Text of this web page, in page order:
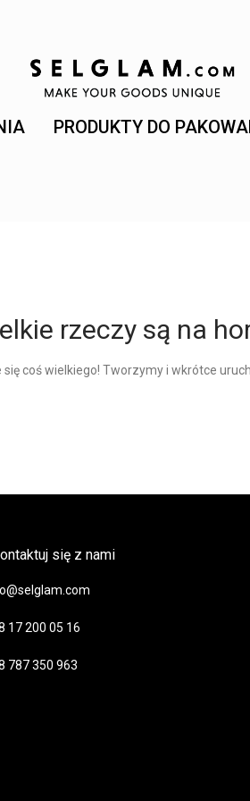
PRODUKTY DO
rzeczy są na
się coś wielkiego! Tworzymy i wkrótce
się z nami
17 200 05 16
787 350 963